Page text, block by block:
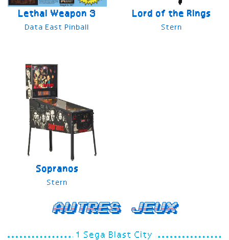
Lethal Weapon 3
Data East Pinball
Lord of the Rings
Stern
Sopranos
Stern
Autres jeux
1 Sega Blast City